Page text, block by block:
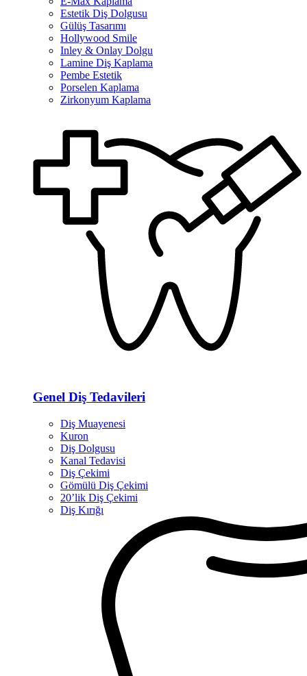
Estetik Diş Dolgusu
Gülüş Tasarımı
Hollywood Smile
Inley & Onlay Dolgu
Lamine Diş Kaplama
Pembe Estetik
Porselen Kaplama
Zirkonyum Kaplama
Genel Diş Tedavileri
Diş Muayenesi
Kuron
Diş Dolgusu
Kanal Tedavisi
Diş Çekimi
Gömülü Diş Çekimi
20’lik Diş Çekimi
Diş Kırığı